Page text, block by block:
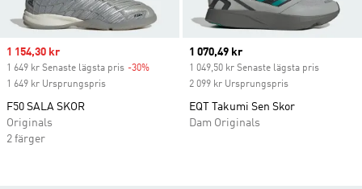
Sale price
1 154,30 kr
1 649 kr Senaste lägsta pris -30%
1 649 kr Ursprungspris
F50 SALA SKOR
Originals
2 färger
Current price
1 070,49 kr
1 049,50 kr Senaste lägsta pris
2 099 kr Ursprungspris
EQT Takumi Sen Skor
Dam Originals